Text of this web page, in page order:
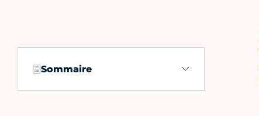
Sommaire